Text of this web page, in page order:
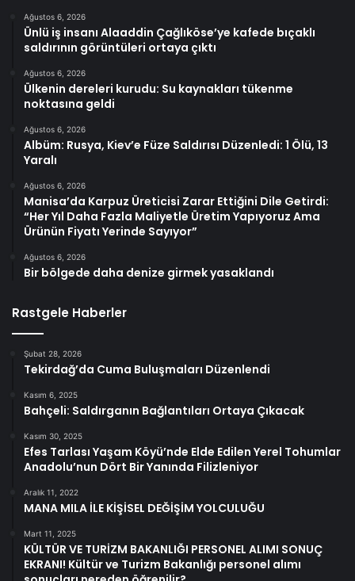
Ağustos 6, 2026
Ünlü iş insanı Alaaddin Çağlıköse’ye kafede bıçaklı
saldırının görüntüleri ortaya çıktı
Ağustos 6, 2026
Ülkenin dereleri kurudu: Su kaynakları tükenme
noktasına geldi
Ağustos 6, 2026
Albüm: Rusya, Kiev’e Füze Saldırısı Düzenledi: 1 Ölü, 13
Yaralı
Ağustos 6, 2026
Manisa’da Karpuz Üreticisi Zarar Ettiğini Dile Getirdi:
“Her Yıl Daha Fazla Maliyetle Üretim Yapıyoruz Ama
Ürünün Fiyatı Yerinde Sayıyor”
Ağustos 6, 2026
Bir bölgede daha denize girmek yasaklandı
Rastgele Haberler
Şubat 28, 2026
Tekirdağ’da Cuma Buluşmaları Düzenlendi
Kasım 6, 2025
Bahçeli: Saldırganın Bağlantıları Ortaya Çıkacak
Kasım 30, 2025
Efes Tarlası Yaşam Köyü’nde Elde Edilen Yerel Tohumlar
Anadolu’nun Dört Bir Yanında Filizleniyor
Aralık 11, 2022
MANA MILA İLE KİŞİSEL DEĞİŞİM YOLCULUĞU
Mart 11, 2025
KÜLTÜR VE TURİZM BAKANLIĞI PERSONEL ALIMI SONUÇ
EKRANI! Kültür ve Turizm Bakanlığı personel alımı